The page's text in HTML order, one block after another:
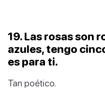
19. Las rosas son
azules, tengo
es para ti.
Tan poético.